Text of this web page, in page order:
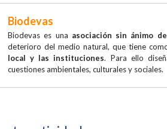
Biodevas
Biodevas es una asociación sin ánimo
deterioro del medio natural, que tiene
local y las instituciones. Para ello
cuestiones ambientales, culturales y sociales.